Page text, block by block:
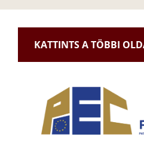
KATTINTS A TÖBBI